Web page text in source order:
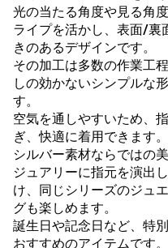
光の当たる角度や見る角
ライプを活かし、表面/裏
きのあるデザインです。
その加工は多数の作業工
しの効かないシンプルな
す。
空気を通しやすいため、
ぎ、快適に着用できます。
シルバー素材ならではの
ジュアリーに指元を演出
け、同じシリーズのジュ
グも楽しめます。
誕生日や記念日など、特
おすすめのアイテムです。